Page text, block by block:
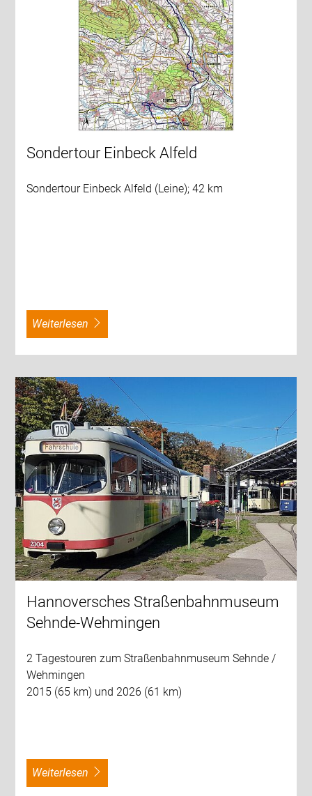
Sondertour Einbeck Alfeld
Sondertour Einbeck Alfeld (Leine); 42 km
weiterlesen
Hannoversches Straßenbahnmuseum
Sehnde-Wehmingen
2 Tagestouren zum Straßenbahnmuseum Sehnde /
Wehmingen
2015 (65 km) und 2026 (61 km)
weiterlesen